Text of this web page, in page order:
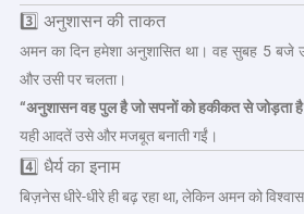
3️⃣ अनुशासन की ताकत
अमन का दिन हमेशा अनुशासित था। वह सुबह 5 बजे
और उसी पर चलता।
“अनुशासन वह पुल है जो सपनों को हकीकत से जोड़ता
यही आदतें उसे और मजबूत बनाती गईं।
4️⃣ धैर्य का इनाम
बिज़नेस धीरे-धीरे ही बढ़ रहा था, लेकिन अमन को